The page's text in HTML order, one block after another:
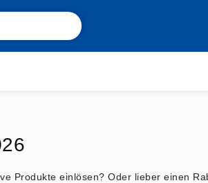
Produkte einlösen? Oder lieber einen